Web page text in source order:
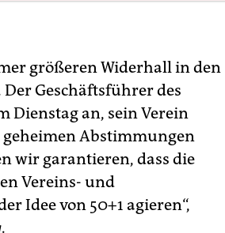
größeren Widerhall in den
Geschäftsführer des
Dienstag an, sein Verein
geheimen Abstimmungen
wir garantieren, dass die
Vereins- und
Idee von 50+1 agieren“,
.